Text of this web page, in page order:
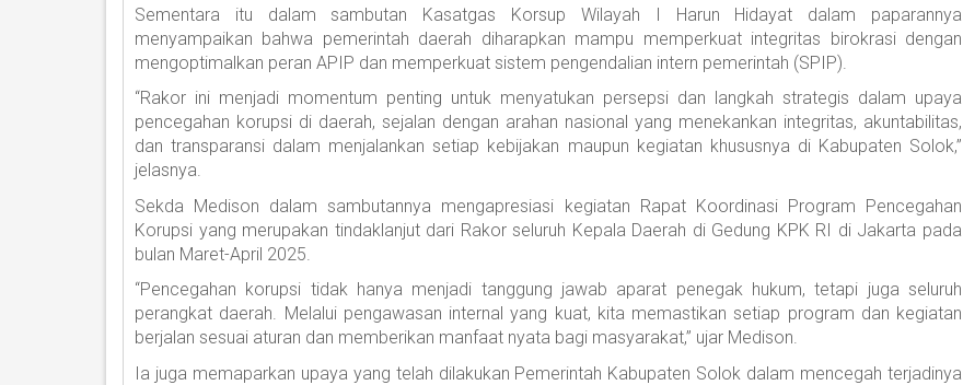
Sementara itu dalam sambutan Kasatgas Korsup Wilayah I Harun Hidayat dalam paparannya
menyampaikan bahwa pemerintah daerah diharapkan mampu memperkuat integritas birokrasi dengan
mengoptimalkan peran APIP dan memperkuat sistem pengendalian intern pemerintah (SPIP).
“Rakor ini menjadi momentum penting untuk menyatukan persepsi dan langkah strategis dalam upaya
pencegahan korupsi di daerah, sejalan dengan arahan nasional yang menekankan integritas, akuntabilitas,
dan transparansi dalam menjalankan setiap kebijakan maupun kegiatan khususnya di Kabupaten Solok,”
jelasnya.
Sekda Medison dalam sambutannya mengapresiasi kegiatan Rapat Koordinasi Program Pencegahan
Korupsi yang merupakan tindaklanjut dari Rakor seluruh Kepala Daerah di Gedung KPK RI di Jakarta pada
bulan Maret-April 2025.
“Pencegahan korupsi tidak hanya menjadi tanggung jawab aparat penegak hukum, tetapi juga seluruh
perangkat daerah. Melalui pengawasan internal yang kuat, kita memastikan setiap program dan kegiatan
berjalan sesuai aturan dan memberikan manfaat nyata bagi masyarakat,” ujar Medison.
Ia juga memaparkan upaya yang telah dilakukan Pemerintah Kabupaten Solok dalam mencegah terjadinya